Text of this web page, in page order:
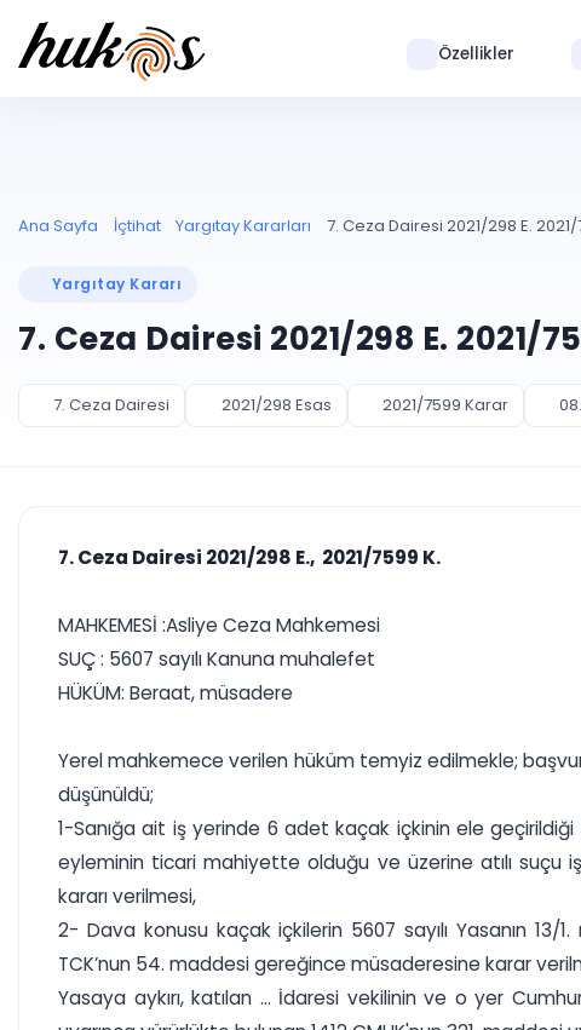
Özellikler
Ana Sayfa İçtihat Yargıtay Kararları 7. Ceza Dairesi 2021/298 E. 2021/
Yargıtay Kararı
7. Ceza Dairesi 2021/298 E. 2021/
7. Ceza Dairesi 2021/298 Esas 2021/7599 Karar
7. Ceza Dairesi 2021/298 E., 2021/7599 K.
MAHKEMESİ :Asliye Ceza Mahkemesi
SUÇ : 5607 sayılı Kanuna muhalefet
HÜKÜM: Beraat, müsadere
Yerel mahkemece verilen hüküm temyiz edilmekle;
düşünüldü;
1-Sanığa ait iş yerinde 6 adet kaçak içkinin ele
eyleminin ticari mahiyette olduğu ve üzerine atılı suçu
kararı verilmesi,
2- Dava konusu kaçak içkilerin 5607 sayılı Yasanın
TCK’nun 54. maddesi gereğince müsaderesine karar
Yasaya aykırı, katılan ... İdaresi vekilinin ve o yer